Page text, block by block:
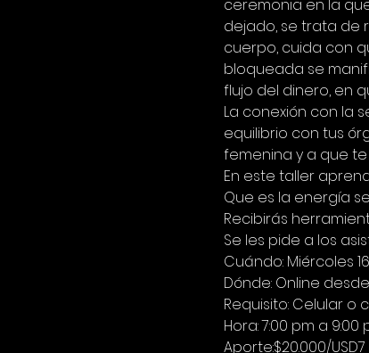
ceremonia en la
dejado, se trata de
cuerpo, cuida con
bloqueada se
flujo del dinero, en
La conexión con la
equilibrio con tus
femenina y a que
En este taller
Que es la energía
Recibirás
Se les pide a los
Cuándo: Miércoles
Dónde: Online
Requisito: Celular
Hora: 7:00 pm a
Aporte:$20.000/